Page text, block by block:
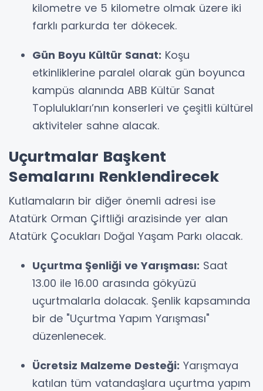
kilometre ve 5 kilometre olmak üzere iki
farklı parkurda ter dökecek.
Gün Boyu Kültür Sanat: Koşu
etkinliklerine paralel olarak gün boyunca
kampüs alanında ABB Kültür Sanat
Toplulukları’nın konserleri ve çeşitli kültürel
aktiviteler sahne alacak.
Uçurtmalar Başkent
Semalarını Renklendirecek
Kutlamaların bir diğer önemli adresi ise
Atatürk Orman Çiftliği arazisinde yer alan
Atatürk Çocukları Doğal Yaşam Parkı olacak.
Uçurtma Şenliği ve Yarışması: Saat
13.00 ile 16.00 arasında gökyüzü
uçurtmalarla dolacak. Şenlik kapsamında
bir de "Uçurtma Yapım Yarışması"
düzenlenecek.
Ücretsiz Malzeme Desteği: Yarışmaya
katılan tüm vatandaşlara uçurtma yapım